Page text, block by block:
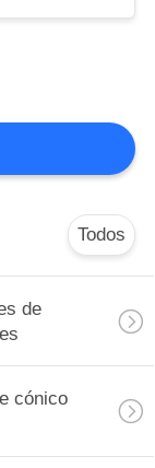
la
124
155
Todos
de
cónico